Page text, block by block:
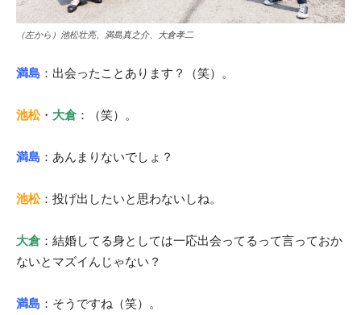
（左から）池松壮亮、満島真之介、大倉孝二
満島 ：出会ったことあります？（笑）。
池松・ 大倉：（笑）。
満島 ：あんまりないでしょ？
池松：投げ出したいと思わないしね。
大倉：結婚してる身としては一応出会ってるって言っておか
ないとマズイんじゃない？
満島 ：そうですね（笑）。